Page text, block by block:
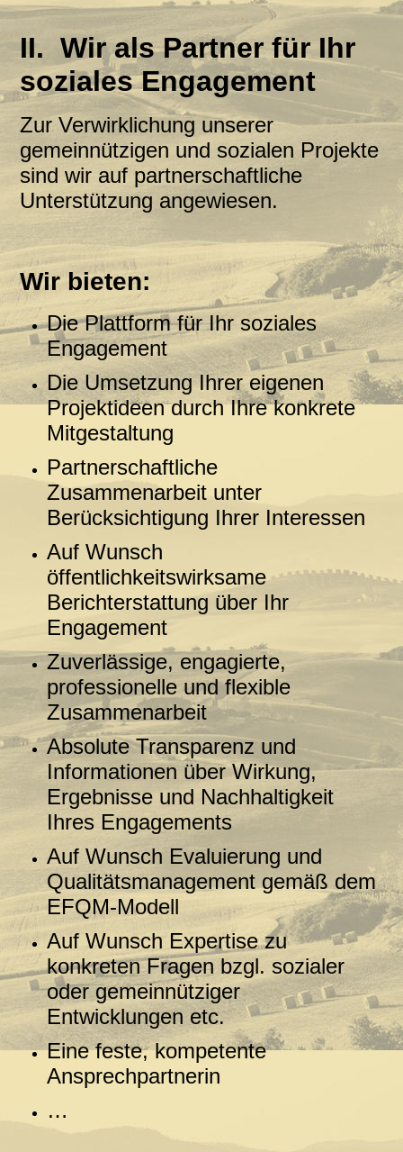
II.Wir als Partner für Ihr
soziales Engagement
Zur Verwirklichung unserer
gemeinnützigen und sozialen Projekte
sind wir auf partnerschaftliche
Unterstützung angewiesen.
Wir bieten:
Die Plattform für Ihr soziales
Engagement
Die Umsetzung Ihrer eigenen
Projektideen durch Ihre konkrete
Mitgestaltung
Partnerschaftliche
Zusammenarbeit unter
Berücksichtigung Ihrer Interessen
Auf Wunsch
öffentlichkeitswirksame
Berichterstattung über Ihr
Engagement
Zuverlässige, engagierte,
professionelle und flexible
Zusammenarbeit
Absolute Transparenz und
Informationen über Wirkung,
Ergebnisse und Nachhaltigkeit
Ihres Engagements
Auf Wunsch Evaluierung und
Qualitätsmanagement gemäß dem
EFQM-Modell
Auf Wunsch Expertise zu
konkreten Fragen bzgl. sozialer
oder gemeinnütziger
Entwicklungen etc.
Eine feste, kompetente
Ansprechpartnerin
…